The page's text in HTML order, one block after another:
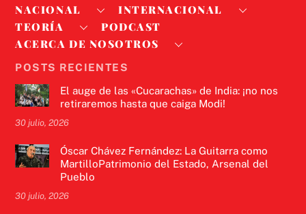
NACIONAL
INTERNACIONAL
TEORÍA
PODCAST
ACERCA DE NOSOTROS
POSTS RECIENTES
El auge de las «Cucarachas» de India: ¡no nos
retiraremos hasta que caiga Modi!
30 julio, 2026
Óscar Chávez Fernández: La Guitarra como
MartilloPatrimonio del Estado, Arsenal del
Pueblo
30 julio, 2026